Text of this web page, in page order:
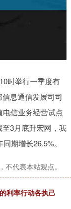
时举行一季度有
息通信发展司司
信业务经营试点
3月底升宏网，我
期增长26.5%。
代表本站观点。
利率行动各执己